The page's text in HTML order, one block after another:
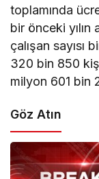
toplamında
bir önceki yılın
çalışan sayısı
320 bin 850
milyon 601 bin
Göz Atın